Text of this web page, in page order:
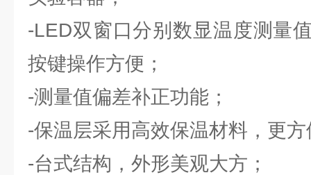
-LED双窗口分别数显温度测量
按键操作方便；
-测量值偏差补正功能；
-保温层采用高效保温材料，更
-台式结构，外形美观大方；